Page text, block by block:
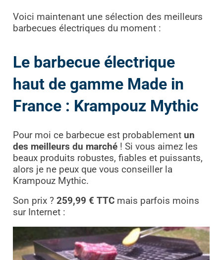
Voici maintenant une sélection des meilleurs
barbecues électriques du moment :
Le barbecue électrique
haut de gamme Made in
France : Krampouz Mythic
Pour moi ce barbecue est probablement un
des meilleurs du marché! Si vous aimez les
beaux produits robustes, fiables et puissants,
alors je ne peux que vous conseiller la
Krampouz Mythic.
Son prix ? 259,99 € TTCmais parfois moins
sur Internet :